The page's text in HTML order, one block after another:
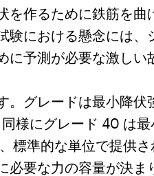
作るために鉄筋を曲
験における懸念には、
予測が必要な激しい
。グレードは最小降伏
様にグレード 40 は
準的な単位で提供
要な力の容量が決ま